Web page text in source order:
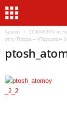
Αρχική
ΣΟΚΑΡΟΥΝ οι
στην Πάτρα – «Πάγωσαν»